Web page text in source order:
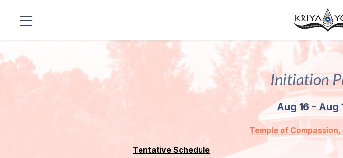
Initiation
Aug 16 - Aug
Temple of
Tentative Schedule